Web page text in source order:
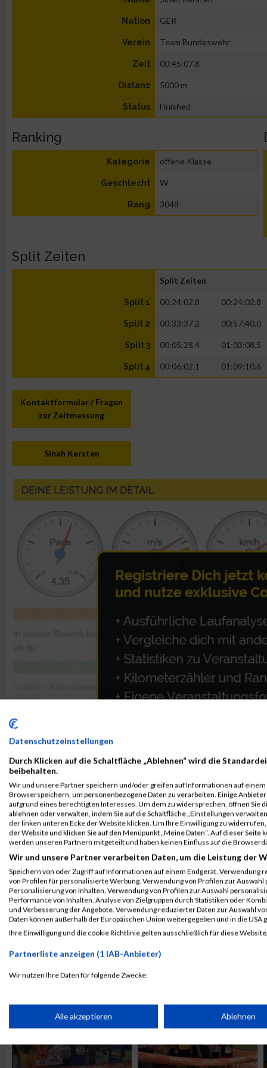
Nation GER
Verein Team Bundeswehr
Zeit 00:45:07.8
Distanz 5000 m
Status Finished
Ranking
Kategorie offene Klasse
Geschlecht W
Rang 3048
Split Zeiten
Split Zeiten
Split 1 00:24:02.8 00:24:02.8
Split 2 00:33:37.2 00:57:40.0
Split 3 00:05:28.4 01:03:08.5
Split 4 00:06:02.1 01:09:10.6
Kontaktformular / Fragen
zur Zeitmessung
Sinah Kersten
ALBUM B2RUN MÜNCHEN / 15.07.2026
ALBUM B2RUN KÖLN / 05.09.2019
Datenschutzeinstellungen
Durch Klicken auf die Schaltfläche „Ablehnen“ wird die
beibehalten.
Wir und unsere Partner speichern und/oder greifen auf Informationen auf einem
Browserspeichern, um personenbezogene Daten zu verarbeiten. Einige
aufgrund eines berechtigten Interesses. Um dem zu widersprechen, öffnen Sie
ablehnen oder verwalten, indem Sie auf die Schaltfläche „Einstellungen
der linken unteren Ecke der Website klicken. Um Ihre Einwilligung zu
der Website und klicken Sie auf den Menüpunkt „Meine Daten“. Auf dieser
werden unseren Partnern mitgeteilt und haben keinen Einfluss auf die
Wir und unsere Partner verarbeiten Daten, um die Leistung der
Speichern von oder Zugriff auf Informationen auf einem Endgerät. Verwendung
von Profilen für personalisierte Werbung. Verwendung von Profilen zur
Personalisierung von Inhalten. Verwendung von Profilen zur Auswahl
Performance von Inhalten. Analyse von Zielgruppen durch Statistiken oder
und Verbesserung der Angebote. Verwendung reduzierter Daten zur Auswahl
Daten können außerhalb der Europäischen Union weitergegeben und in die USA
Ihre Einwilligung und die cookie Richtlinie gelten ausschließlich für diese
Partnerliste anzeigen (1 IAB-Anbieter)
Wir nutzen Ihre Daten für folgende Zwecke:
Speichern von oder Zugriff auf Informationen auf einem
Verwendung reduzierter Daten zur Auswahl von Werbeanzeigen
Alle akzeptieren Ablehnen